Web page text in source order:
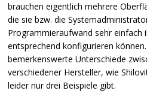
brauchen eigentlich mehrere
die sie bzw. die
Programmieraufwand sehr einfach
entsprechend konfigurieren
bemerkenswerte Unterschiede
verschiedener Hersteller, wie
leider nur drei Beispiele gibt.